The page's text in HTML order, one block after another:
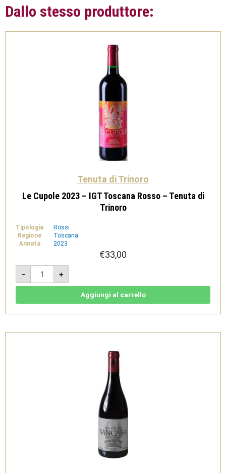
Dallo stesso produttore:
Tenuta di Trinoro
Le Cupole 2023 – IGT Toscana Rosso – Tenuta di
Trinoro
Tipologia
Rossi
Regione
Toscana
Annata
2023
€33,00
-
Le
Cupole
2023
-
-
Trinoro
+
Aggiungi al carrello